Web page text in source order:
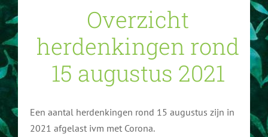
Verhalen
Geschiedenis gastdocenten
Contact
Overzicht
herdenkingen rond
15 augustus 2021
Een aantal herdenkingen rond 15 augustus zijn in
2021 afgelast ivm met Corona.